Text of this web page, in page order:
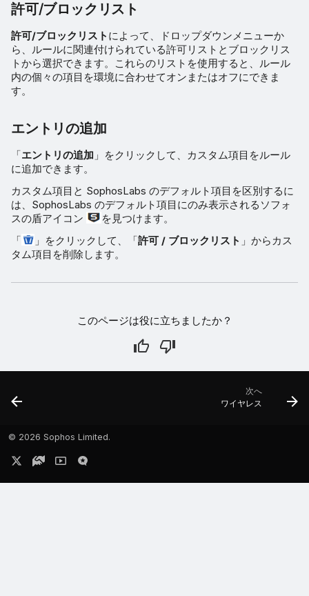
許可/ブロックリスト
許可/ブロックリスト によって、ドロップダウンメニューか
ら、ルールに関連付けられている許可リストとブロックリス
トから選択できます。これらのリストを使用すると、ルール
内の個々の項目を環境に合わせてオンまたはオフにできま
す。
エントリの追加
「エントリの追加 」をクリックして、カスタム項目をルール
に追加できます。
カスタム項目と SophosLabs のデフォルト項目を区別するに
は、SophosLabs のデフォルト項目にのみ表示されるソフォ
スの盾アイコン
を見つけます。
「
」をクリックして、「許可 / ブロックリスト 」からカス
タム項目を削除します。
このページは役に立ちましたか？
次へ
ワイヤレス
© 2026 Sophos Limited.